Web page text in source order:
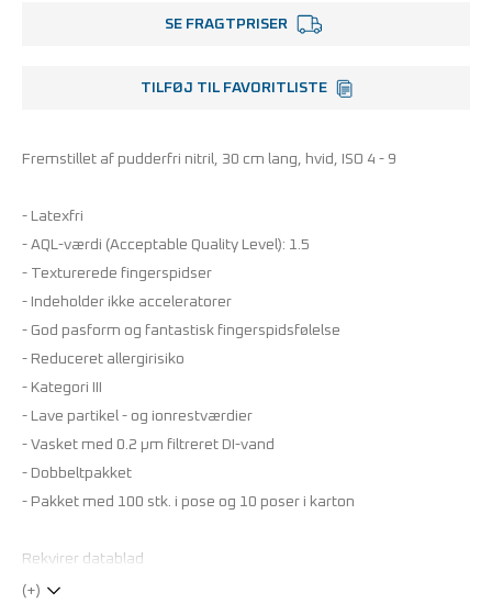
SE FRAGTPRISER
TILFØJ TIL FAVORITLISTE
Fremstillet af pudderfri nitril, 30 cm lang, hvid, ISO 4 - 9
- Latexfri
- AQL-værdi (Acceptable Quality Level): 1.5
- Texturerede fingerspidser
- Indeholder ikke acceleratorer
- God pasform og fantastisk fingerspidsfølelse
- Reduceret allergirisiko
- Kategori III
- Lave partikel - og ionrestværdier
- Vasket med 0.2 µm filtreret DI-vand
- Dobbeltpakket
- Pakket med 100 stk. i pose og 10 poser i karton
Rekvirer datablad
(+)